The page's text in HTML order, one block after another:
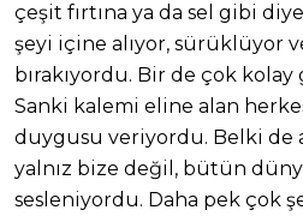
çeşit fırtına ya da sel gibi
şeyi içine alıyor, sürüklüyor
bırakıyordu. Bir de çok
Sanki kalemi eline alan
duygusu veriyordu. Belki de
yalnız bize değil, bütün
sesleniyordu. Daha pek çok